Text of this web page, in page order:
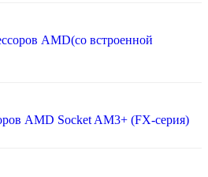
AMD(со встроенной
AMD Socket AM3+ (FX-серия)